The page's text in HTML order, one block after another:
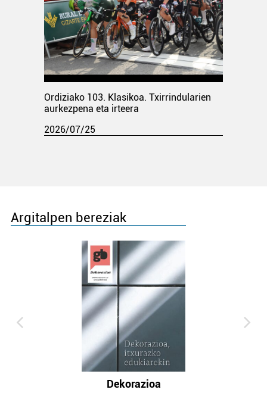
Ordiziako 103. Klasikoa. Txirrindularien
aurkezpena eta irteera
2026/07/25
Argitalpen bereziak
Dekorazioa